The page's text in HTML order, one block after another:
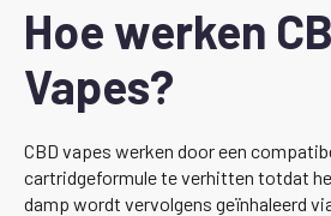
Hoe werken
Vapes?
CBD vapes werken door een
cartridgeformule te verhitten totdat
damp wordt vervolgens geïnhaleerd